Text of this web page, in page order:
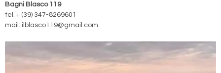
Bagni Blasco 119
tel. + (39) 347-8269601
mail: ilblasco119@gmail.com